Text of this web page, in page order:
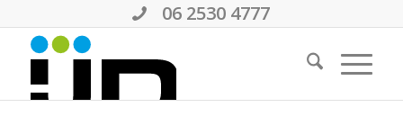
06 2530 4777